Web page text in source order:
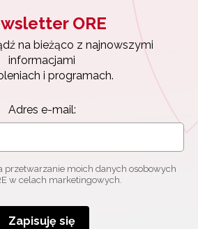
ORE
na bieżąco z najnowszymi
informacjami
i programach.
Adres e-mail:
przetwarzanie moich danych osobowych
w celach marketingowych.
Zapisuję się